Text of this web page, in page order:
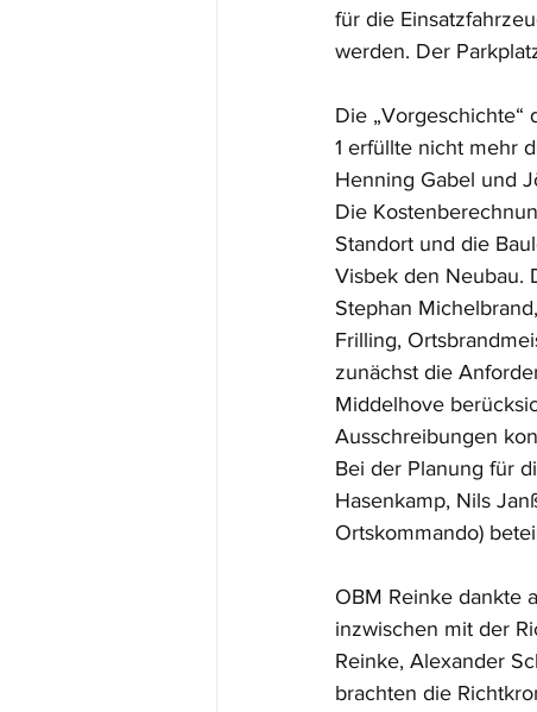
für die
werden. Der
Die „Vorgeschichte“
1 erfüllte nicht mehr
Henning Gabel und
Die
Standort und die
Visbek den Neubau.
Stephan
Frilling,
zunächst die
Middelhove
Ausschreibungen
Bei der Planung für
Hasenkamp, Nils
Ortskommando)
OBM Reinke dankte
inzwischen mit der
Reinke, Alexander
brachten die